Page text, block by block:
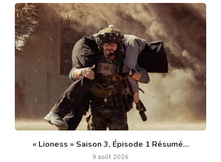
« Lioness » Saison 3, Épisode 1 Résumé...
9 août 2026